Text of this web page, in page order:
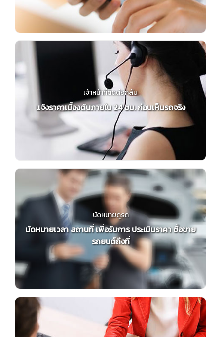
เจ้าหน้าที่ติดต่อกลับ
แจ้งราคาเบื้องต้นภายใน 24 ชม. ก่อนเห็นรถจริง
นัดหมายดูรถ
นัดหมายเวลา สถานที่ เพื่อรับการ ประเมินราคา ซื้อขาย
รถยนต์ถึงที่